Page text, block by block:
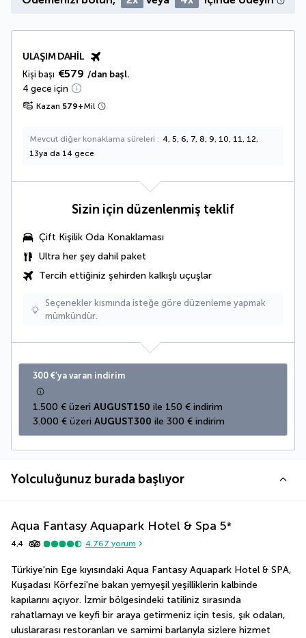
ULAŞIM DAHIL
Kişi başı €579 /dan başl.
4 gece için
Kazan 579+Mil
Mevcut diğer konaklama süreleri
4, 5, 6, 7, 8, 9, 10, 11, 12,
13ya da 14 gece
Sizin için düzenlenmiş teklif
Çift Kişilik Oda Konaklaması
Ultra her şey dahil paket
Tercih ettiğiniz şehirden kalkışlı uçuşlar
Seçenekler kısmında isteğe göre düzenleme yapmak
mümkündür.
300 €’ya varan indirim
1.500 € üzeri AUGUST150 ile 150 € indirim
3.000 € üzeri AUGUST300 ile 300 € indirim
Yolculuğunuz burada başlıyor
Aqua Fantasy Aquapark Hotel & Spa 5*
4,4 4.767 yorum
Türkiye'nin Ege kıyısındaki Aqua Fantasy Aquapark Hotel & SPA,
Kuşadası Körfezi'ne bakan yemyeşil yeşilliklerin kalbinde
kapılarını açıyor. İzmir bölgesindeki tatiliniz sırasında
rahatlamayı ve keyfi bir araya getirmeniz için tesis, şık odaları,
uluslararası restoranları ve samimi barlarıyla sizlere hizmet